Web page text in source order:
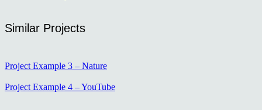
Similar Projects
Project Example 3 – Nature
Project Example 4 – YouTube